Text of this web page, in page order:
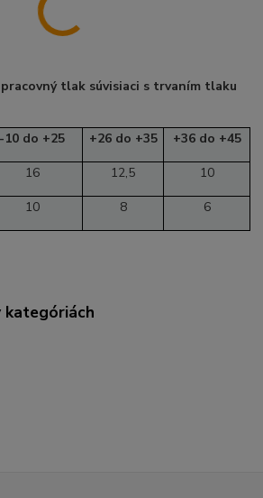
tlak súvisiaci s trvaním tlaku
-10 do +25 +26 do +35
+36 do +45
16 12,5
10
10 8 6
kategóriách